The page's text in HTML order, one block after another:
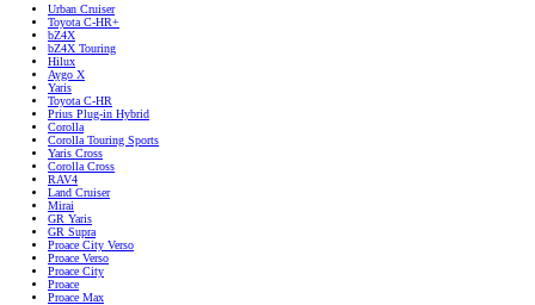
Urban Cruiser
Toyota C-HR+
bZ4X
bZ4X Touring
Hilux
Aygo X
Yaris
Toyota C-HR
Prius Plug-in Hybrid
Corolla
Corolla Touring Sports
Yaris Cross
Corolla Cross
RAV4
Land Cruiser
Mirai
GR Yaris
GR Supra
Proace City Verso
Proace Verso
Proace City
Proace
Proace Max